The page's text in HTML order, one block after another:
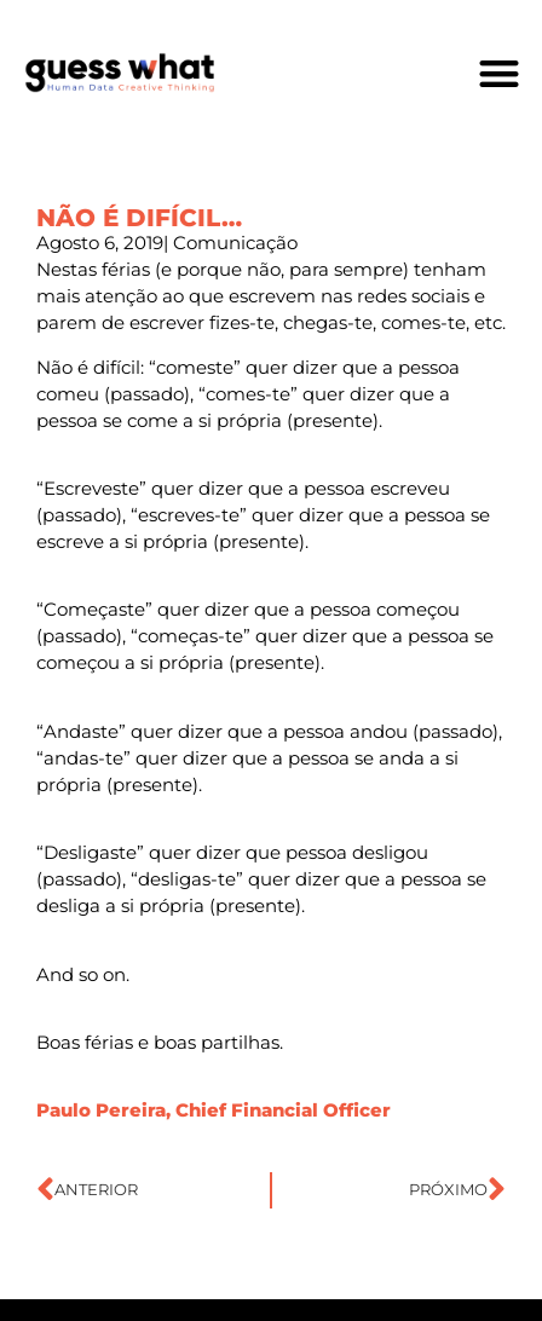
NÃO É DIFÍCIL…
Agosto 6, 2019| Comunicação
Nestas férias (e porque não, para sempre) tenham
mais atenção ao que escrevem nas redes sociais e
parem de escrever fizes-te, chegas-te, comes-te, etc.
Não é difícil: “comeste” quer dizer que a pessoa
comeu (passado), “comes-te” quer dizer que a
pessoa se come a si própria (presente).
“Escreveste” quer dizer que a pessoa escreveu
(passado), “escreves-te” quer dizer que a pessoa se
escreve a si própria (presente).
“Começaste” quer dizer que a pessoa começou
(passado), “começas-te” quer dizer que a pessoa se
começou a si própria (presente).
“Andaste” quer dizer que a pessoa andou (passado),
“andas-te” quer dizer que a pessoa se anda a si
própria (presente).
“Desligaste” quer dizer que pessoa desligou
(passado), “desligas-te” quer dizer que a pessoa se
desliga a si própria (presente).
And so on.
Boas férias e boas partilhas.
Paulo Pereira, Chief Financial Officer
ANTERIOR PRÓXIMO